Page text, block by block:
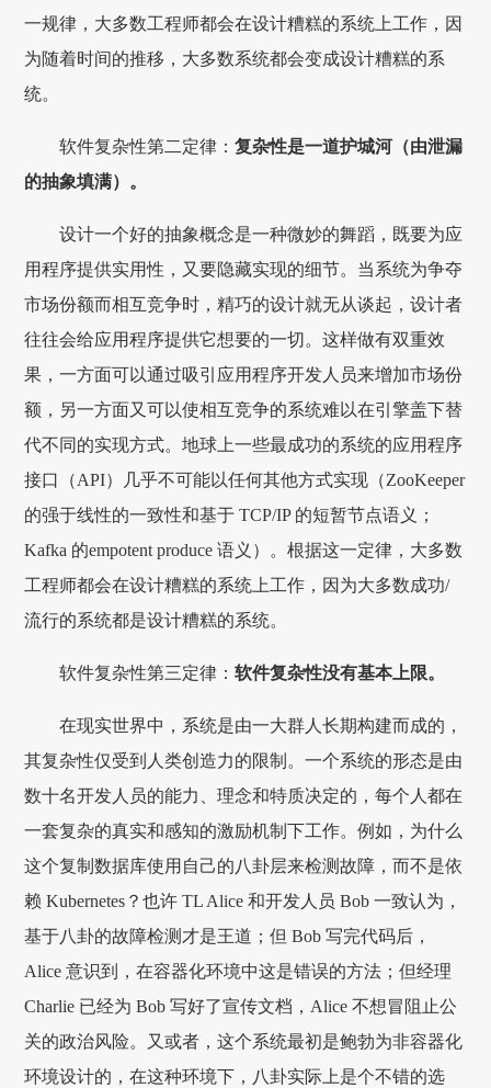
一规律，大多数工程师都会在设计糟糕的系统上工作，因
为随着时间的推移，大多数系统都会变成设计糟糕的系
统。
软件复杂性第二定律：复杂性是一道护城河（由泄漏
的抽象填满）。
设计一个好的抽象概念是一种微妙的舞蹈，既要为应
用程序提供实用性，又要隐藏实现的细节。当系统为争夺
市场份额而相互竞争时，精巧的设计就无从谈起，设计者
往往会给应用程序提供它想要的一切。这样做有双重效
果，一方面可以通过吸引应用程序开发人员来增加市场份
额，另一方面又可以使相互竞争的系统难以在引擎盖下替
代不同的实现方式。地球上一些最成功的系统的应用程序
接口（API）几乎不可能以任何其他方式实现（ZooKeeper
的强于线性的一致性和基于 TCP/IP 的短暂节点语义；
Kafka 的empotent produce 语义）。根据这一定律，大多数
工程师都会在设计糟糕的系统上工作，因为大多数成功/
流行的系统都是设计糟糕的系统。
软件复杂性第三定律：软件复杂性没有基本上限。
在现实世界中，系统是由一大群人长期构建而成的，
其复杂性仅受到人类创造力的限制。一个系统的形态是由
数十名开发人员的能力、理念和特质决定的，每个人都在
一套复杂的真实和感知的激励机制下工作。例如，为什么
这个复制数据库使用自己的八卦层来检测故障，而不是依
赖 Kubernetes？也许 TL Alice 和开发人员 Bob 一致认为，
基于八卦的故障检测才是王道；但 Bob 写完代码后，
Alice 意识到，在容器化环境中这是错误的方法；但经理
Charlie 已经为 Bob 写好了宣传文档，Alice 不想冒阻止公
关的政治风险。又或者，这个系统最初是鲍勃为非容器化
环境设计的，在这种环境下，八卦实际上是个不错的选